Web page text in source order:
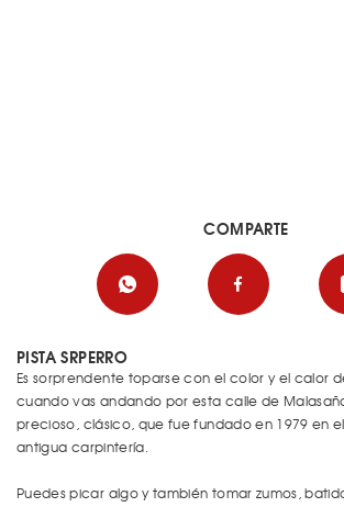
PISTA SRPERRO
Es sorprendente toparse con el color y el calor
cuando vas andando por esta calle de
precioso, clásico, que fue fundado en 1979 en
antigua carpintería.
Puedes picar algo y también tomar zumos,
COMPARTE